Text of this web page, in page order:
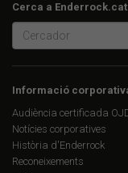
Cerca a
Informació
Audiència certificada
Notícies corporatives
Història d'Enderrock
Reconeixements